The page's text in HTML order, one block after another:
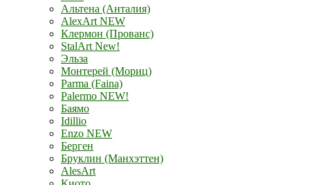
Альтена (Анталия)
AlexArt NEW
Клермон (Прованс)
StalArt New!
Эльза
Монтерей (Мориц)
Parma (Faina)
Palermo NEW!
Баямо
Idillio
Enzo NEW
Берген
Бруклин (Манхэттен)
AlesArt